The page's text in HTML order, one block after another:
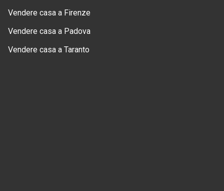
Vendere casa a Firenze
Vendere casa a Padova
Vendere casa a Taranto